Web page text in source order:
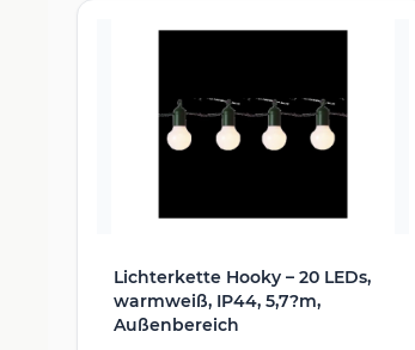
Lichterkette Hooky – 20 LEDs,
warmweiß, IP44, 5,7?m,
Außenbereich